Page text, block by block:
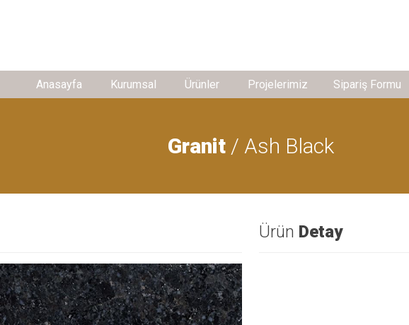
Anasayfa Kurumsal Ürünler Projelerimiz Sipariş Formu
Granit/ Ash Black
Ürün Detay